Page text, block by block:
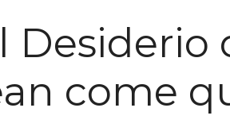
Desiderio
come